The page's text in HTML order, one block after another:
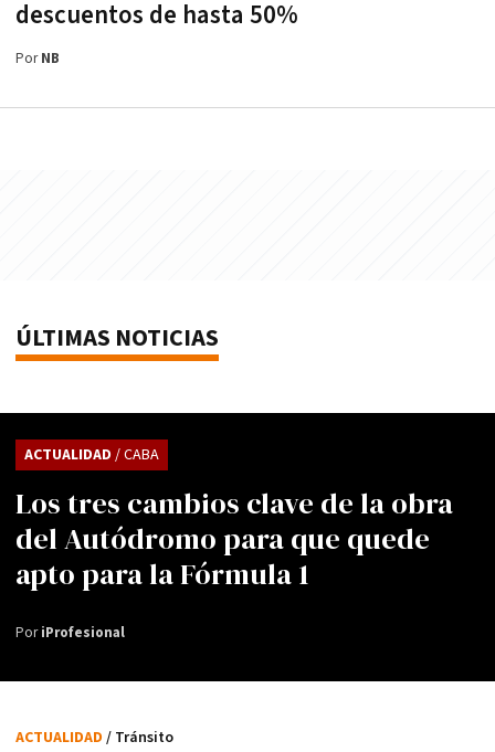
descuentos de hasta 50%
PorNB
ÚLTIMAS NOTICIAS
Los tres cambios clave de la obra
del Autódromo para que quede
apto para la Fórmula 1
ACTUALIDAD / CABA
PoriProfesional
ACTUALIDAD / Tránsito